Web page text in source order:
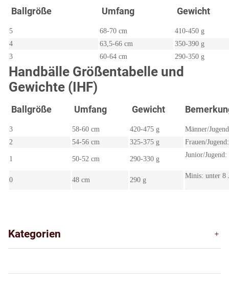
Ballgröße Umfang Gewicht
5 68-70 cm
410-450 g
4
63,5-66 cm
350-390 g
3
60-64 cm 290-350 g
Handbälle Größentabelle und
Gewichte (IHF)
Ballgröße Umfang Gewicht
3 58-60 cm 420-475 g
Männer/
2
54-56 cm 325-375 g Frauen/
1 50-52 cm 290-330 g
Junior/
0 48 cm 290 g
Minis: unter 8
Kategorien